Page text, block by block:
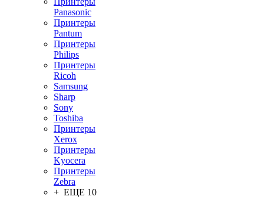
Panasonic
Принтеры
Pantum
Принтеры
Philips
Принтеры
Ricoh
Samsung
Sharp
Sony
Toshiba
Принтеры
Xerox
Принтеры
Kyocera
Принтеры
Zebra
+ ЕЩЕ 10